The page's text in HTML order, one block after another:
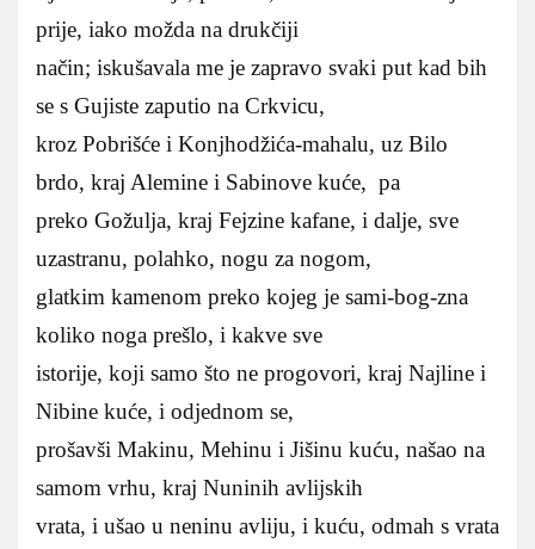
prije, iako možda na drukčiji
način; iskušavala me je zapravo svaki put kad bih
se s Gujiste zaputio na Crkvicu,
kroz Pobrišće i Konjhodžića-mahalu, uz Bilo
brdo, kraj Alemine i Sabinove kuće, pa
preko Gožulja, kraj Fejzine kafane, i dalje, sve
uzastranu, polahko, nogu za nogom,
glatkim kamenom preko kojeg je sami-bog-zna
koliko noga prešlo, i kakve sve
istorije, koji samo što ne progovori, kraj Najline i
Nibine kuće, i odjednom se,
prošavši Makinu, Mehinu i Jišinu kuću, našao na
samom vrhu, kraj Nuninih avlijskih
vrata, i ušao u neninu avliju, i kuću, odmah s vrata